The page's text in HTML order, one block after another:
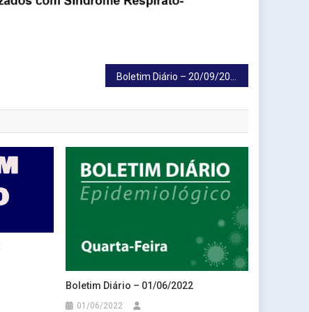
Boletim Diário – 01/06/2022
01/06/2022